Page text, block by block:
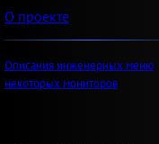
О проекте
Описания инженерных меню
некоторых мониторов